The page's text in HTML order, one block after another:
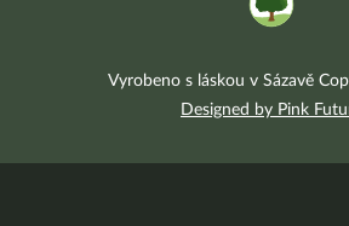
Vyrobeno s láskou v Sázavě
Designed by Pink